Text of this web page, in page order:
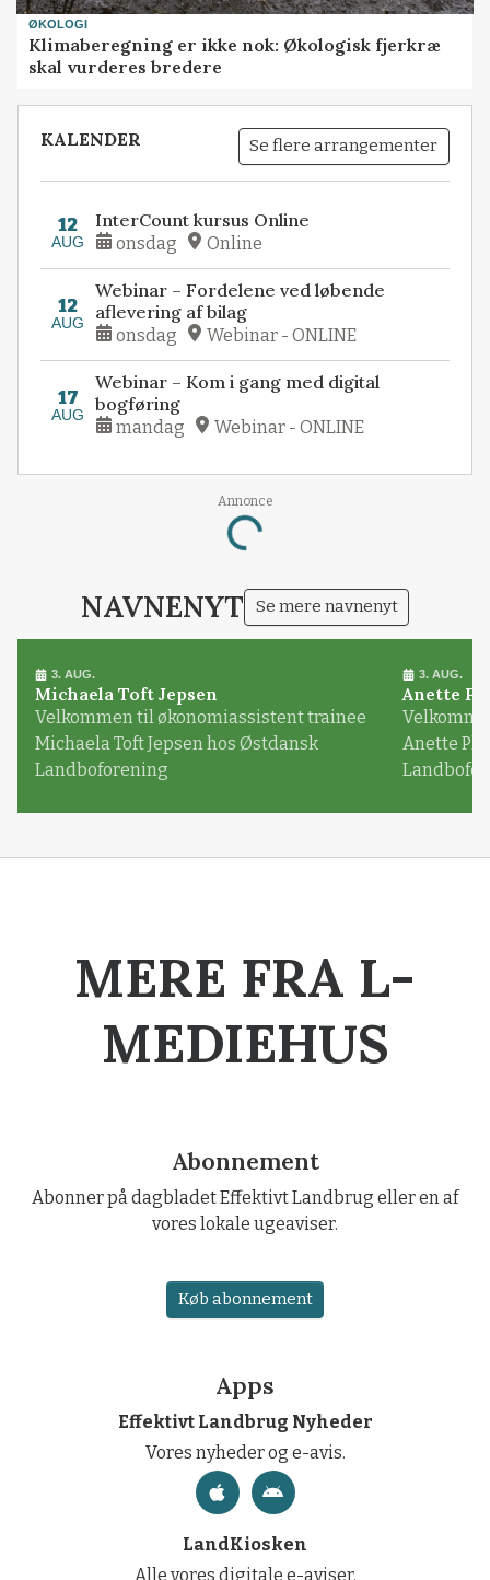
ØKOLOGI
Klimaberegning er ikke nok: Økologisk fjerkræ
skal vurderes bredere
KALENDER Se flere arrangementer
12
AUG
InterCount kursus Online
onsdag Online
12
AUG
Webinar – Fordelene ved løbende
aflevering af bilag
onsdag Webinar - ONLINE
17
AUG
Webinar – Kom i gang med digital
bogføring
mandag Webinar - ONLINE
Annonce
Loading...
NAVNENYT Se mere navnenyt
3. AUG.
Michaela Toft Jepsen
Velkommen til økonomiassistent trainee
Michaela Toft Jepsen hos Østdansk
Landboforening
3. AUG.
Anette
Anette
MERE FRA L-
MEDIEHUS
Abonnement
Abonner på dagbladet Effektivt Landbrug eller en af
vores lokale ugeaviser.
Køb abonnement
Apps
Effektivt Landbrug Nyheder
Vores nyheder og e-avis.
LandKiosken
Alle vores digitale e-aviser.